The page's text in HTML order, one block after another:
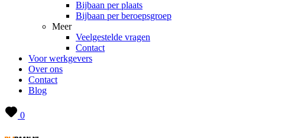
Bijbaan per plaats
Bijbaan per beroepsgroep
Meer
Veelgestelde vragen
Contact
Voor werkgevers
Over ons
Contact
Blog
0